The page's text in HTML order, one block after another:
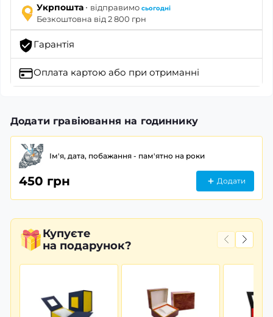
Укрпошта · відправимо сьогодні
Безкоштовна від 2 800 грн
Гарантія
Оплата картою або при отриманні
Додати гравіювання на годиннику
Ім'я, дата, побажання - пам'ятно на роки
450 грн Додати
Купуєте
на подарунок?